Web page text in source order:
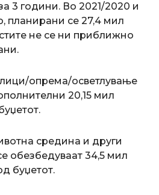
3 години. Во 2021/2020 и
планирани се 27,4 мил
не се ни приближно
опрема/осветлување
20,15 мил
средина и други
обезбедуваат 34,5 мил
буџетот.